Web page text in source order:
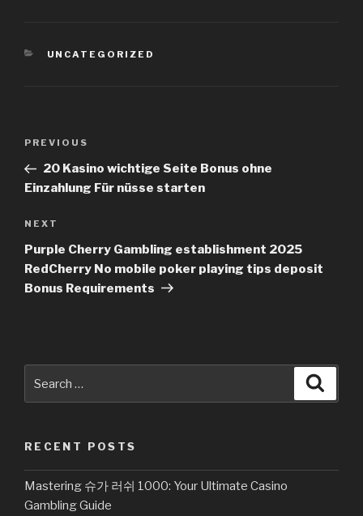
CATEGORIES
UNCATEGORIZED
Post
Previous
Post
PREVIOUS
20 Kasino wichtige Seite Bonus ohne
Einzahlung Für nüsse starten
Next
Post
NEXT
Purple Cherry Gambling establishment 2025
RedCherry No mobile poker playing tips deposit
Bonus Requirements
RECENT POSTS
Mastering 슈가 러쉬 1000: Your Ultimate Casino
Gambling Guide